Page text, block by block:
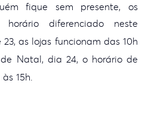
fique sem presente, os
horário diferenciado neste
as lojas funcionam das 10h
Natal, dia 24, o horário de
15h.